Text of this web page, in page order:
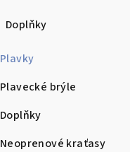
Doplňky
Plavky
Plavecké brýle
Doplňky
Neoprenové kraťasy